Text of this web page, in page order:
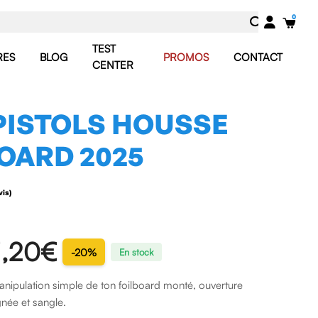
BLOG
TEST
CENTER
PROMOS CONTACT
HOUSSE
2025
-20% En stock
simple de ton foilboard monté, ouverture
et sangle.